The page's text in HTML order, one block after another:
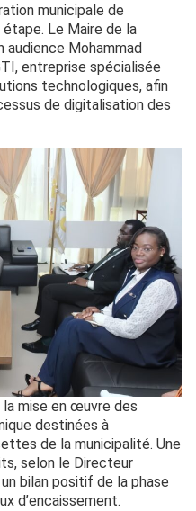
municipale de
Le Maire de la
audience Mohammad
entreprise spécialisée
technologiques, afin
de digitalisation des
mise en œuvre des
destinées à
de la municipalité. Une
selon le Directeur
bilan positif de la phase
d’encaissement.